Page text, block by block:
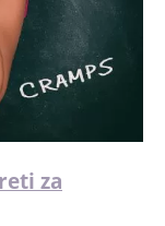
za